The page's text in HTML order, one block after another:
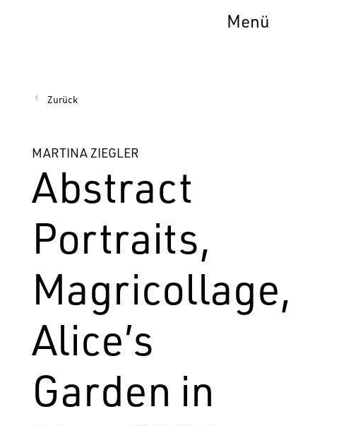
Menü
Zurück
MARTINA ZIEGLER
Abstract
Portraits,
Magricollage,
Alice’s
Garden in